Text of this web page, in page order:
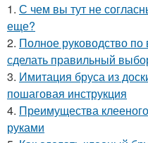
1. С чем вы тут не
еще?
2. Полное руководство
сделать правильный
3. Имитация бруса из
пошаговая инструкция
4. Преимущества
руками